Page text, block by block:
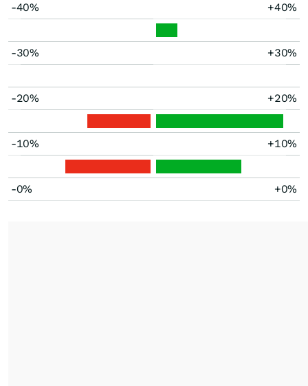
-40% +40%
-30% +30%
-20% +20%
-10% +10%
-0% +0%